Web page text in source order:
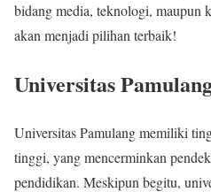
bidang media, teknologi, maupun
akan menjadi pilihan terbaik!
Universitas
Universitas Pamulang memiliki
tinggi, yang mencerminkan
pendidikan. Meskipun begitu,